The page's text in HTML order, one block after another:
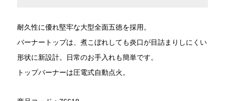
耐久性に優れ堅牢な大型全面五徳を採用。
バーナートップは、煮こぼれしても炎口が目詰まりしにくい
形状に新設計。日常のお手入れも簡単です。
トップバーナーは圧電式自動点火。